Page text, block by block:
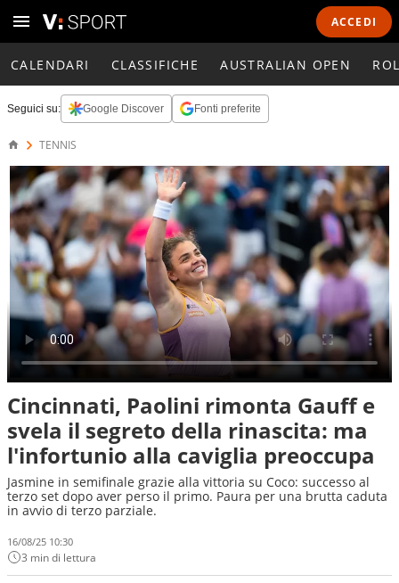
ACCEDI
CALENDARI CLASSIFICHE AUSTRALIAN OPEN
Seguici su: Google Discover Fonti preferite
TENNIS
Cincinnati, Paolini rimonta Gauff e
svela il segreto della rinascita: ma
l'infortunio alla caviglia preoccupa
Jasmine in semifinale grazie alla vittoria su Coco: successo al
terzo set dopo aver perso il primo. Paura per una brutta caduta
in avvio di terzo parziale.
16/08/25 10:30
3 min di lettura